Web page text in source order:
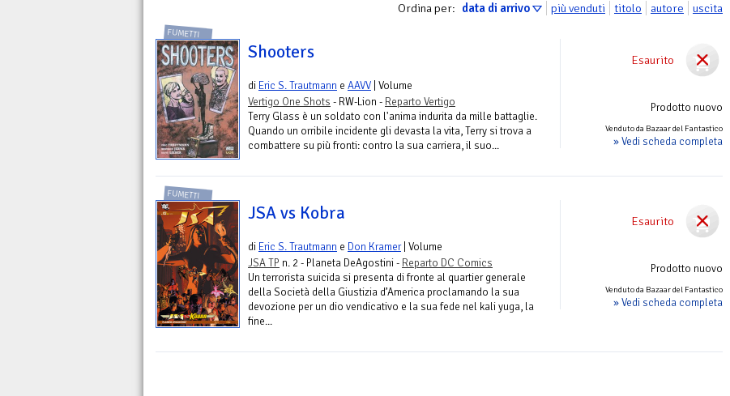
Ordina per: data di arrivo più venduti titolo autore uscita
Esaurito
Prodotto nuovo
Venduto da Bazaar del Fantastico
» Vedi scheda completa
FUMETTI
Shooters
di Eric S. Trautmann e AAVV | Volume
Vertigo One Shots - RW-Lion - Reparto Vertigo
Terry Glass è un soldato con l'anima indurita da mille battaglie.
Quando un orribile incidente gli devasta la vita, Terry si trova a
combattere su più fronti: contro la sua carriera, il suo...
Esaurito
Prodotto nuovo
Venduto da Bazaar del Fantastico
» Vedi scheda completa
FUMETTI
JSA vs Kobra
di Eric S. Trautmann e Don Kramer| Volume
JSA TP n. 2 - Planeta DeAgostini - Reparto DC Comics
Un terrorista suicida si presenta di fronte al quartier generale
della Società della Giustizia d’America proclamando la sua
devozione per un dio vendicativo e la sua fede nel kali yuga, la
fine...